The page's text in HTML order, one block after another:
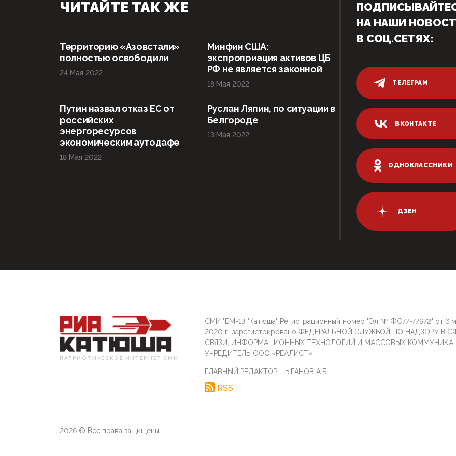
ЧИТАЙТЕ ТАК ЖЕ
Территорию «Азовстали»
полностью освободили
24 Мая 2022
Минфин США:
экспроприация активов ЦБ
РФ не является законной
18 Мая 2022
Путин назвал отказ ЕС от
российских
энергоресурсов
экономическим аутодафе
18 Мая 2022
Руслан Ляпин, по ситуации в
Белгороде
13 Мая 2022
НА НАШИ
В СОЦ.СЕТЯХ:
ТЕЛЕГРАМ
ВКОНТАКТЕ
ОДНОКЛАССНИКИ
ДЗЕН
ПАТРИОТИЧЕСКОЕ ИНТЕРНЕТ СМИ
СМИ "БМ-13 "Катюша" Регистрационный номер "Эл № ФС77-77972" от 6
2020 г. зарегистрировано ФЕДЕРАЛЬНОЙ СЛУЖБОЙ ПО НАДЗОРУ В
СВЯЗИ, ИНФОРМАЦИОННЫХ ТЕХНОЛОГИЙ И МАССОВЫХ
УЧРЕДИТЕЛЬ ООО «РЕАЛИСТ»
ГЛАВНЫЙ РЕДАКТОР ЦЫГАНОВ А.Б.
RSS
2026 © Все права защищены